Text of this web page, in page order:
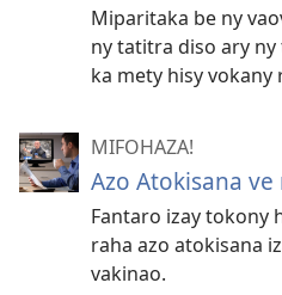
Miparitaka be ny
ny tatitra diso ary
ka mety hisy vokany
MIFOHAZA!
Azo Atokisana
Fantaro izay tokony
raha azo atokisana
vakinao.